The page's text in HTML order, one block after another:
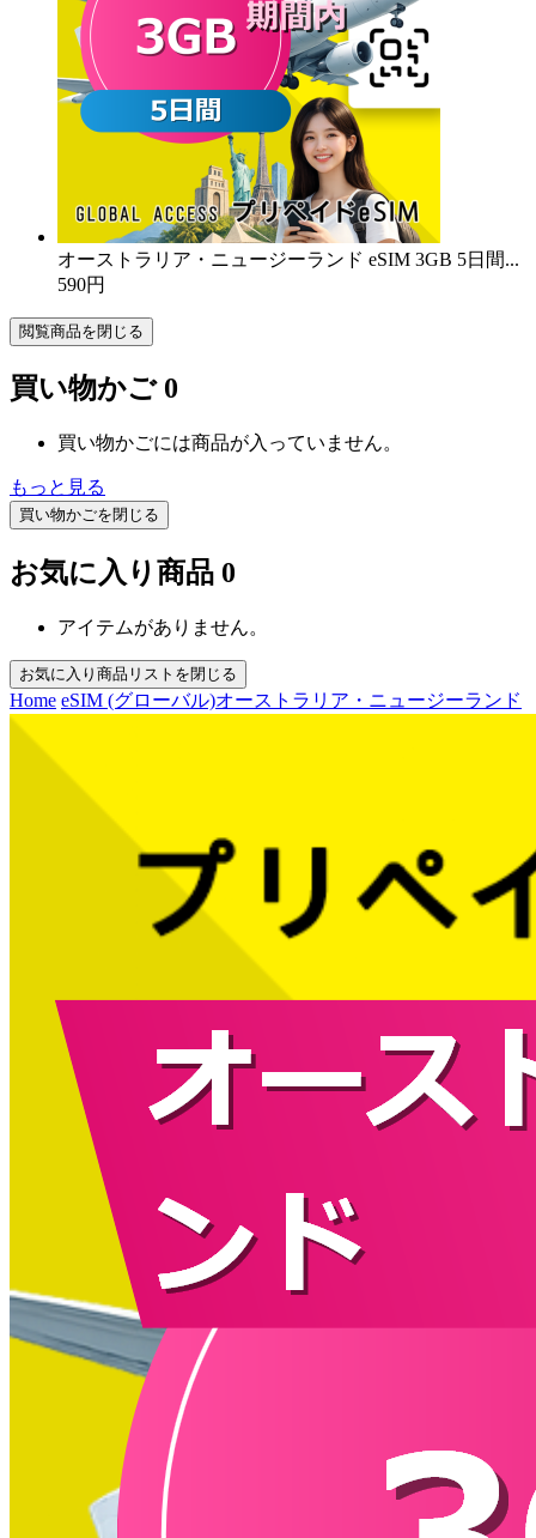
オーストラリア・ニュージーランド eSIM 3GB 5日間...
590円
閲覧商品を閉じる
買い物かご 0
買い物かごには商品が入っていません。
もっと見る
買い物かごを閉じる
お気に入り商品 0
アイテムがありません。
お気に入り商品リストを閉じる
Home eSIM (グローバル)オーストラリア・ニュージーランド